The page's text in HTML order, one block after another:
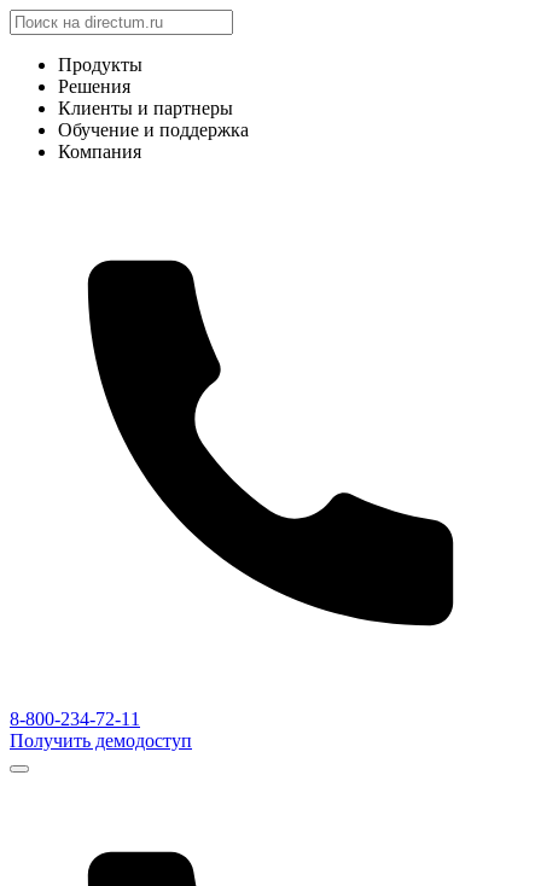
Продукты
Решения
Клиенты и партнеры
Обучение и поддержка
Компания
8-800-234-72-11
Получить демодоступ